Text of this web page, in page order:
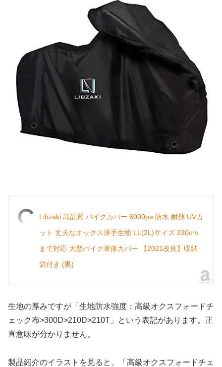
Libzaki 高品質 バイクカバー 6000pa 防水 耐熱 UVカ
ット 丈夫なオックス厚手生地 LL(2L)サイズ 230cm
まで対応 大型バイク車体カバー 【2021改良】収納
袋付き (黒)
生地の厚みですが「生地防水強度：高級オクスフォードチ
ェック布>300D>210D>210T」という表記があります。正
直意味が分かりません。
製品紹介のイラストを見ると、「高級オクスフォードチェ